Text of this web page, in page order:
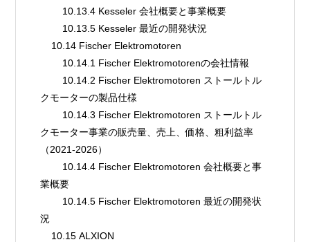
        10.13.4 Kesseler 会社概要と事業概要
        10.13.5 Kesseler 最近の開発状況
    10.14 Fischer Elektromotoren
        10.14.1 Fischer Elektromotorenの会社情報
クモーターの製品仕様
クモーター事業の販売量、売上、価格、粗利益率
（2021-2026）
業概要
況
    10.15 ALXION